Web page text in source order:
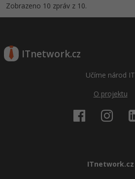
Zobrazeno 10 zpráv z 10.
ITnetwork.cz
Učíme národ IT
O projektu
ITnetwork.cz